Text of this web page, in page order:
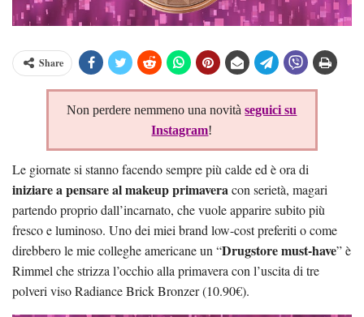
Share
Non perdere nemmeno una novitàseguici su
Instagram!
Le giornate si stanno facendo sempre più calde ed è ora di
iniziare a pensare al makeup primaveracon serietà, magari
partendo proprio dall’incarnato, che vuole apparire subito più
fresco e luminoso. Uno dei miei brand low-cost preferiti o come
direbbero le mie colleghe americane un “Drugstore must-have” è
Rimmel che strizza l’occhio alla primavera con l’uscita di tre
polveri viso Radiance Brick Bronzer (10.90€).